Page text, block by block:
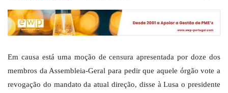
Em causa está uma moção de censura apresentada por doze dos
membros da Assembleia-Geral para pedir que aquele órgão vote a
revogação do mandato da atual direção, disse à Lusa o presidente